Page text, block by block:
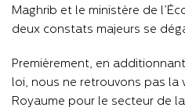
Maghrib et le ministère de
deux constats majeurs se
Premièrement, en
loi, nous ne retrouvons pas la
Royaume pour le secteur de